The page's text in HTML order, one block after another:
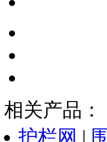
相关产品：
护栏网 |